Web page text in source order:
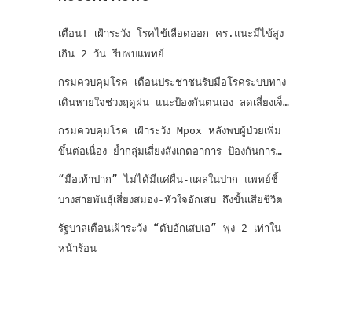
เตือน! เฝ้าระวัง โรคไข้เลือดออก คร.แนะมีไข้สูง
เกิน 2 วัน รีบพบแพทย์
กรมควบคุมโรค เตือนประชาชนรับมือโรคระบบทาง
เดินหายใจช่วงฤดูฝน แนะป้องกันตนเอง ลดเสี่ยงเจ็บ
กรมควบคุมโรค เฝ้าระวัง Mpox หลังพบผู้ป่วยเพิ่ม
ขึ้นต่อเนื่อง ย้ำกลุ่มเสี่ยงสังเกตอาการ ป้องกันการ
แพร่เชื้อ
“มือเท้าปาก” ไม่ได้มีแค่ผื่น-แผลในปาก แพทย์ชี้
บางสายพันธุ์เสี่ยงสมอง-หัวใจอักเสบ ถึงขั้นเสียชีวิต
รัฐบาลเตือนเฝ้าระวัง “ตับอักเสบเอ” พุ่ง 2 เท่าใน
หน้าร้อน